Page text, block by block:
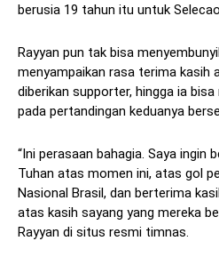
berusia 19 tahun itu untuk
Rayyan pun tak bisa
menyampaikan rasa terima kasih
diberikan supporter, hingga ia
pada pertandingan keduanya
“Ini perasaan bahagia. Saya ingin
Tuhan atas momen ini, atas gol
Nasional Brasil, dan berterima
atas kasih sayang yang mereka
Rayyan di situs resmi timnas.